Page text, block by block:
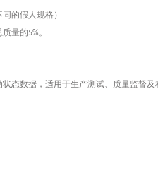
的假人规格）
质量的5%。
态数据，适用于生产测试、质量监督及